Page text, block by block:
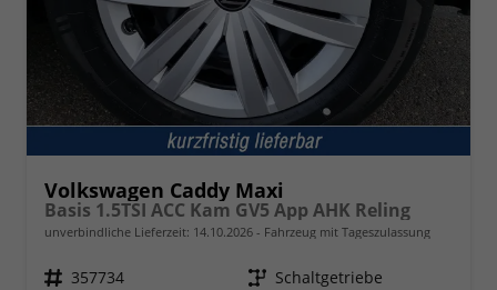
Volkswagen Caddy Maxi
Basis 1.5TSI ACC Kam GV5 App AHK Reling
unverbindliche Lieferzeit: 14.10.2026 Fahrzeug mit Tageszulassung
Fahrzeugnr. 357734 Getriebe Schaltgetriebe